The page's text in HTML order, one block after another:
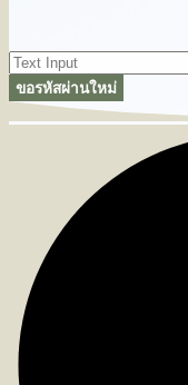
ขอรหัสผ่านใหม่